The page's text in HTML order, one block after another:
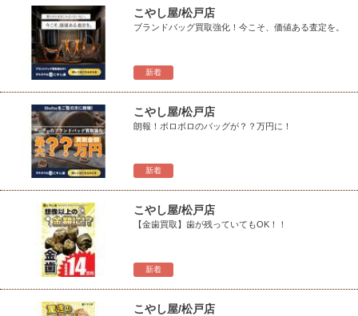
新着
こやし屋/松戸店
ブランドバッグ買取強化！今こそ、価値ある査定を。
新着
こやし屋/松戸店
朗報！ボロボロのバッグが？？万円に！
新着
こやし屋/松戸店
【金歯買取】歯が残っていてもOK！！
こやし屋/松戸店